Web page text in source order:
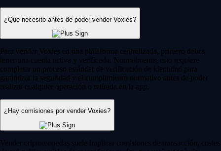
¿Qué necesito antes de poder vender Voxies?
Para vender Voxies en una plataforma centralizada, primero debes
tener una cuenta activa y verificada. Normalmente, esto requiere
completar un proceso estándar de verificación de identidad para
garantizar la seguridad y el cumplimiento normativo antes de poder
realizar cualquier operación o retirada en la app.
¿Hay comisiones por vender Voxies?
Vender criptomonedas suele implicar comisiones de transacción, costes